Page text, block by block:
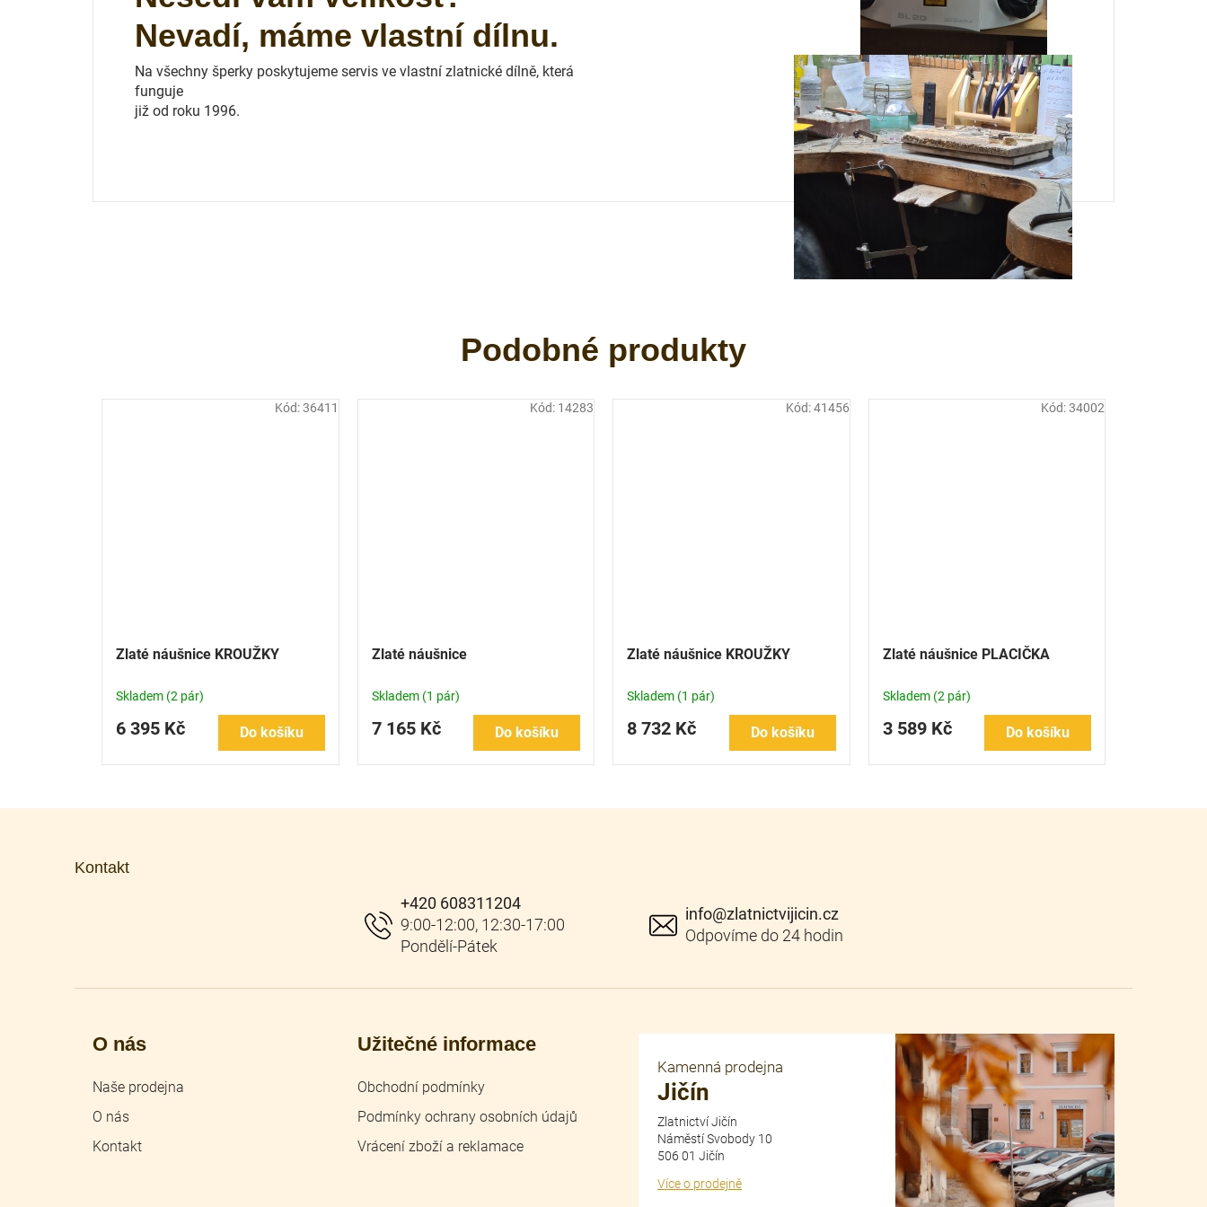
Zlaté náušnice KROUŽKY
Skladem (2 pár)
6 395 Kč Do košíku
Kód:36411
Zlaté náušnice
Skladem (1 pár)
7 165 Kč Do košíku
Kód: 14283
Zlaté náušnice KROUŽKY
Skladem (1 pár)
8 732 Kč Do košíku
Kód:41456
Zlaté náušnice PLACIČKA
Skladem (2 pár)
3 589 Kč Do košíku
Kód:34002
Nevadí, máme vlastní dílnu.
Na všechny šperky poskytujeme servis ve vlastní zlatnické dílně, která
funguje
již od roku 1996.
Kontakt
info@zlatnictvijicin.cz
+420 608311204
O nás
Naše prodejna
O nás
Kontakt
Užitečné informace
Obchodní podmínky
Podmínky ochrany osobních údajů
Vrácení zboží a reklamace
Kamenná prodejna
Jičín
Zlatnictví Jičín
Náměstí Svobody 10
506 01 Jičín
Více o prodejně